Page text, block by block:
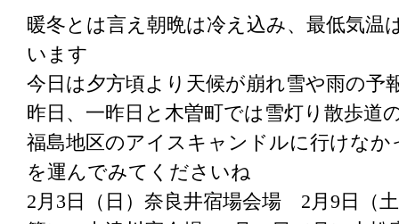
暖冬とは言え朝晩は冷え込み、最低気温
います
今日は夕方頃より天候が崩れ雪や雨の予
昨日、一昨日と木曽町では雪灯り散歩道
福島地区のアイスキャンドルに行けな
を運んでみてくださいね
2月3日（日）奈良井宿場会場 2月9日（